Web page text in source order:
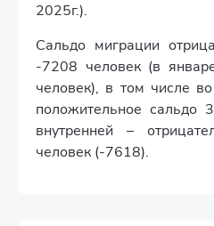
2025г.).
Сальдо миграции
-7208 человек (в
человек), в том числе
положительное сальдо
внутренней –
человек (-7618).